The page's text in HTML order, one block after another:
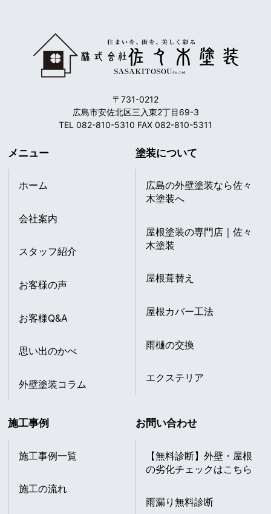
〒731-0212
広島市安佐北区三入東2丁目69-3
TEL 082-810-5310 FAX 082-810-5311
メニュー
ホーム
会社案内
スタッフ紹介
お客様の声
お客様Q&A
思い出のかべ
外壁塗装コラム
塗装について
広島の外壁塗装なら佐々
木塗装へ
屋根塗装の専門店｜佐々
木塗装
屋根葺替え
屋根カバー工法
雨樋の交換
エクステリア
施工事例
施工事例一覧
施工の流れ
お問い合わせ
【無料診断】外壁・屋根
の劣化チェックはこちら
雨漏り無料診断